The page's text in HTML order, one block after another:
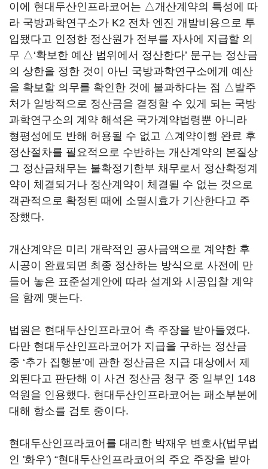
이에 현대두산인프라코어는 △개산계약의 특성에 따
라 국방과학연구소가 K2 전차 엔진 개발비용으로 투
입됐다고 인정한 정산원가 전부를 자사에 지급할 의
무 △‘확보한 예산 범위에서 정산한다’ 문구는 정산금
의 상한을 정한 것이 아닌 국방과학연구소에게 예산
을 확보할 의무를 확인한 것에 불과하다는 점 △발주
처가 일방적으로 정산금을 결정할 수 있게 되는 국방
과학연구소의 계약 해석은 국가계약법령뿐 아니라
형평성에도 반해 허용될 수 없고 △계약이행 완료 후
정산절차를 필요적으로 수반하는 개산계약의 본질상
그 정산금채무는 불확정기한부 채무로서 정산확정계
약이 체결되거나 정산계약이 체결될 수 없는 것으로
객관적으로 확정된 때에 소멸시효가 기산한다고 주
장했다.
개산계약은 미리 개략적인 공사금액으로 계약한 후
시공이 완료되면 최종 정산하는 방식으로 사전에 만
들어 놓은 표준설계안에 따라 설계와 시공입찰 계약
을 함께 맺는다.
법원은 현대두산인프라코어 측 주장을 받아들였다.
다만 현대두산인프라코어가 지급을 구하는 정산금
중 ‘추가 집행분’에 관한 정산금은 지급 대상에서 제
외된다고 판단해 이 사건 정산금 청구 중 일부인 148
억원을 인용했다. 현대두산인프라코어는 패소부분에
대해 항소를 검토 중이다.
현대두산인프라코어를 대리한 박재우 변호사(법무법
인 '화우') “현대두산인프라코어의 주요 주장을 받아